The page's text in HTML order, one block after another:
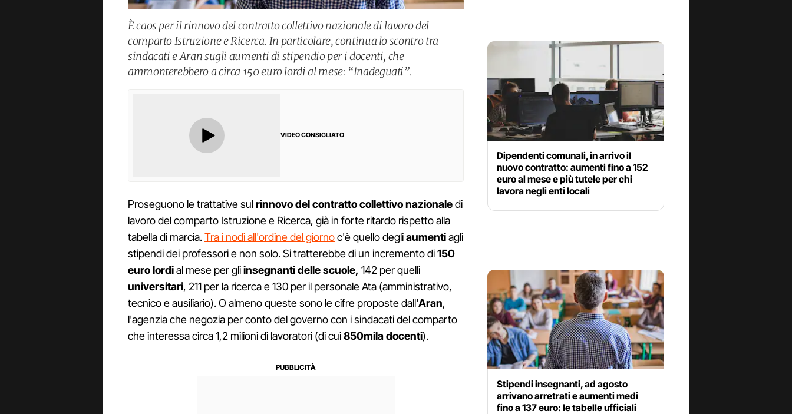
È caos per il rinnovo del contratto collettivo nazionale di lavoro del
comparto Istruzione e Ricerca. In particolare, continua lo scontro tra
sindacati e Aran sugli aumenti di stipendio per i docenti, che
ammonterebbero a circa 150 euro lordi al mese: “Inadeguati”.
VIDEO CONSIGLIATO
Proseguono le trattative sulrinnovodel contrattocollettivo nazionaledi
lavoro del comparto Istruzione e Ricerca, già in forte ritardo rispetto alla
tabella di marcia.Tra i nodi all'ordine del giornoc'è quello degliaumentiagli
stipendi dei professori e non solo. Si tratterebbe di un incremento di150
euro lordial mese per gliinsegnanti delle scuole, 142 per quelli
universitari, 211 per la ricerca e 130 per il personale Ata (amministrativo,
tecnico e ausiliario). O almeno queste sono le cifre proposte dall'Aran,
l'agenzia che negozia per conto del governo con i sindacati del comparto
che interessa circa 1,2 milioni di lavoratori (di cui850miladocenti).
Dipendenti comunali, in arrivo il
nuovo contratto: aumenti fino a 152
euro al mese e più tutele per chi
lavora negli enti locali
Stipendi insegnanti, ad agosto
arrivano arretrati e aumenti medi
fino a 137 euro: le tabelle ufficiali